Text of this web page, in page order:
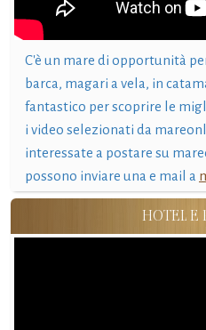
C'è un mare di opportunità
barca, magari a vela, in
fantastico per scoprire le
i video selezionati da
interessate a postare su
possono inviare una e mail a
HOTEL E